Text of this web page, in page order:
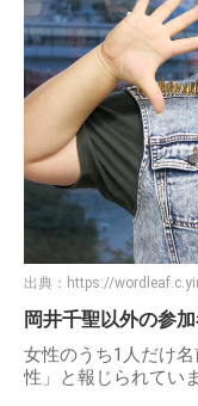
出典： https://
岡井千聖以外の参
女性のうち1人だけ
性」と報じられていま